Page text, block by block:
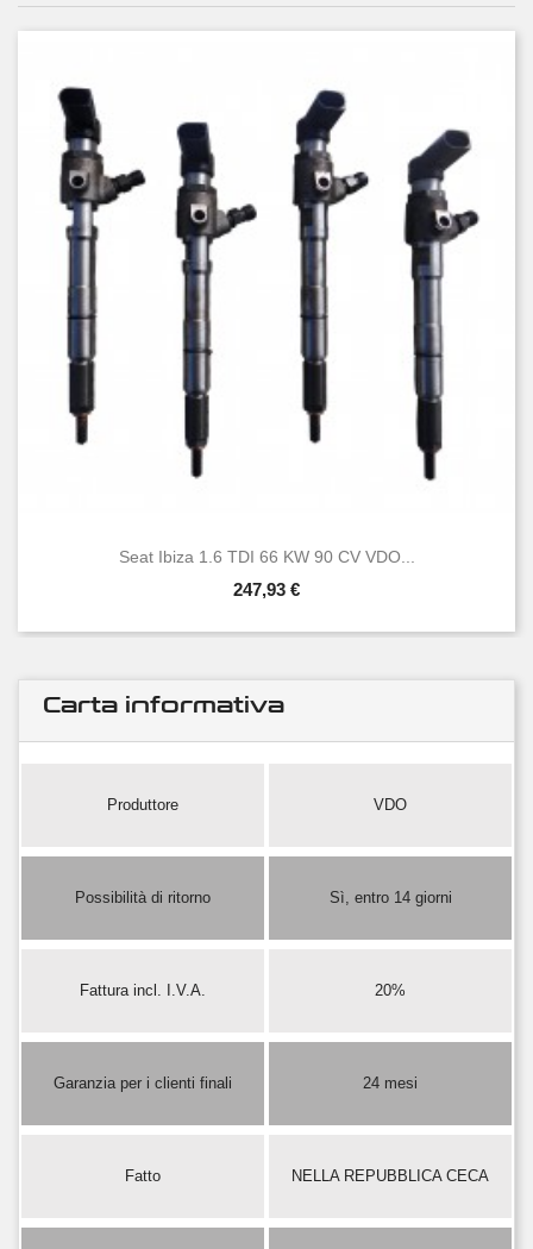
Seat Ibiza 1.6 TDI 66 KW 90 CV VDO...
247,93 €
Carta informativa
Produttore VDO
Possibilità di ritorno Sì, entro 14 giorni
Fattura incl. I.V.A. 20%
Garanzia per i clienti finali 24 mesi
Fatto NELLA REPUBBLICA CECA